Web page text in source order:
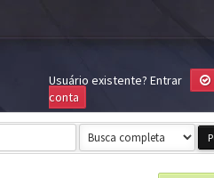
Usuário existente? Entrar
conta